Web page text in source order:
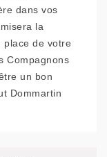
dans vos
la
place de votre
Compagnons
un bon
Dommartin